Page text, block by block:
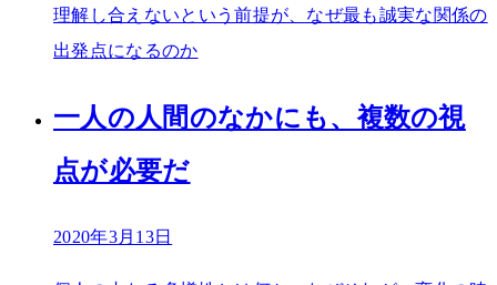
理解し合えないという前提が、なぜ最も誠実な関係の
出発点になるのか
一人の人間のなかにも、複数の視
点が必要だ
2020年3月13日